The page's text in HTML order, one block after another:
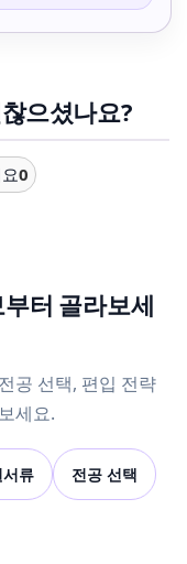
으셨나요?
0
터 골라보세
공 선택, 편입 전략
세요.
서류 전공 선택